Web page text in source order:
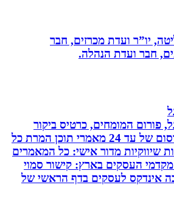
ועדת מכרזים, חבר
ועדת הנהלה.
המומחים, כרטיס ביקור
מהפכני אישי פרסום של עד 24 מאמרי תוכן המרת כל
מדור אישי: כל המאמרים
העסקים בארץ: קישור סמוי
לעסקים בדף הראשי של